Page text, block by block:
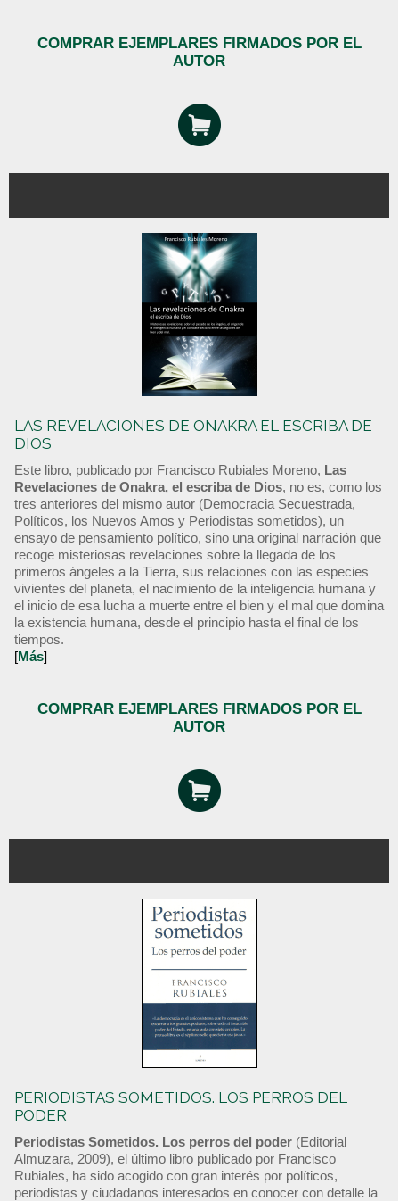
COMPRAR EJEMPLARES FIRMADOS POR EL
AUTOR
LAS REVELACIONES DE ONAKRA EL ESCRIBA DE
DIOS
Este libro, publicado por Francisco Rubiales Moreno, Las
Revelaciones de Onakra, el escriba de Dios, no es, como los
tres anteriores del mismo autor (Democracia Secuestrada,
Políticos, los Nuevos Amos y Periodistas sometidos), un
ensayo de pensamiento político, sino una original narración que
recoge misteriosas revelaciones sobre la llegada de los
primeros ángeles a la Tierra, sus relaciones con las especies
vivientes del planeta, el nacimiento de la inteligencia humana y
el inicio de esa lucha a muerte entre el bien y el mal que domina
la existencia humana, desde el principio hasta el final de los
tiempos.
[Más]
COMPRAR EJEMPLARES FIRMADOS POR EL
AUTOR
PERIODISTAS SOMETIDOS. LOS PERROS DEL
PODER
Periodistas Sometidos. Los perros del poder (Editorial
Almuzara, 2009), el último libro publicado por Francisco
Rubiales, ha sido acogido con gran interés por políticos,
periodistas y ciudadanos interesados en conocer con detalle la